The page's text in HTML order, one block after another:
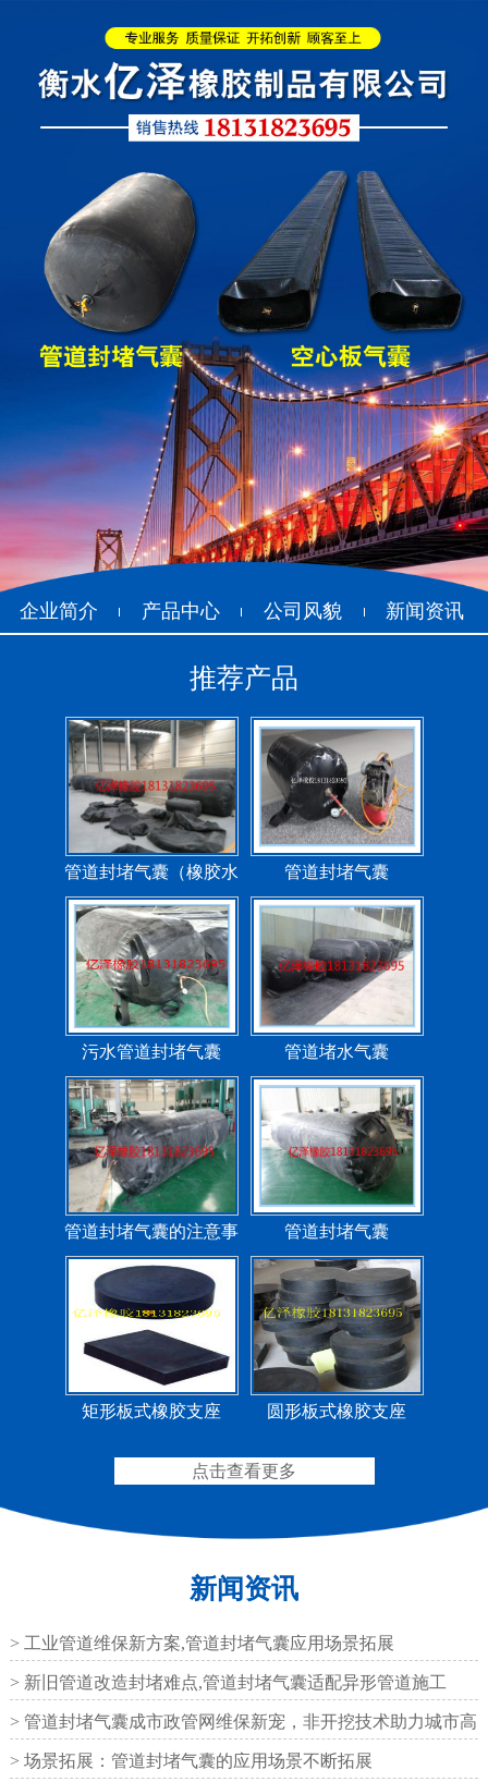
企业简介 产品中心 公司风貌 新闻资讯
推荐产品
管道封堵气囊（橡胶水
堵）
管道封堵气囊
污水管道封堵气囊 管道堵水气囊
管道封堵气囊的注意事
项
管道封堵气囊
矩形板式橡胶支座 圆形板式橡胶支座
圆形四氟板橡胶支座
矩形四氟板滑动橡胶支
铁路盆式支座 公路盆式橡胶支座
点击查看更多
新闻资讯
> 工业管道维保新方案,管道封堵气囊应用场景拓展
> 新旧管道改造封堵难点,管道封堵气囊适配异形管道施工
> 管道封堵气囊成市政管网维保新宠，非开挖技术助力城市高
效运
> 场景拓展：管道封堵气囊的应用场景不断拓展